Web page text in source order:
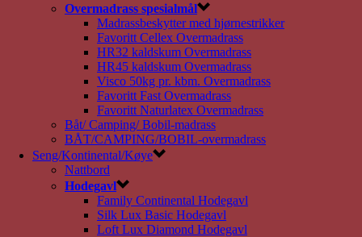
Overmadrass spesialmål
Madrassbeskytter med hjørnestrikker
Favoritt Cellex Overmadrass
HR32 kaldskum Overmadrass
HR45 kaldskum Overmadrass
Visco 50kg pr. kbm. Overmadrass
Favoritt Fast Overmadrass
Favoritt Naturlatex Overmadrass
Båt/ Camping/ Bobil-madrass
BÅT/CAMPING/BOBIL-overmadrass
Seng/Kontinental/Køye
Nattbord
Hodegavl
Family Continental Hodegavl
Silk Lux Basic Hodegavl
Loft Lux Diamond Hodegavl